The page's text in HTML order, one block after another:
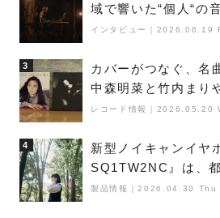
域で響いた“個人“の
夜神楽』をレポート
インタビュー 2026.06.19
3
カバーがつなぐ、
中森明菜と竹内まり
レコード情報 2026.05.20
4
新型ノイキャンイヤ
SQ1TW2NC』は、
り得るーシンガーソ
製品情報 ｜2026.04.30 Thu